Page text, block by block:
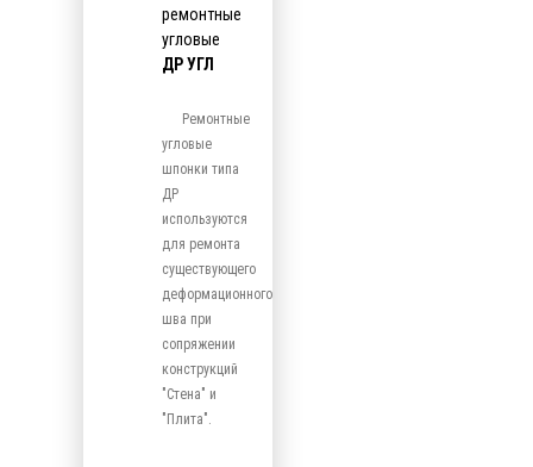
ремонтные
угловые
ДР УГЛ
Ремонтные
угловые
шпонки типа
ДР
используются
для ремонта
существующего
деформационного
шва при
сопряжении
конструкций
"Стена" и
"Плита".